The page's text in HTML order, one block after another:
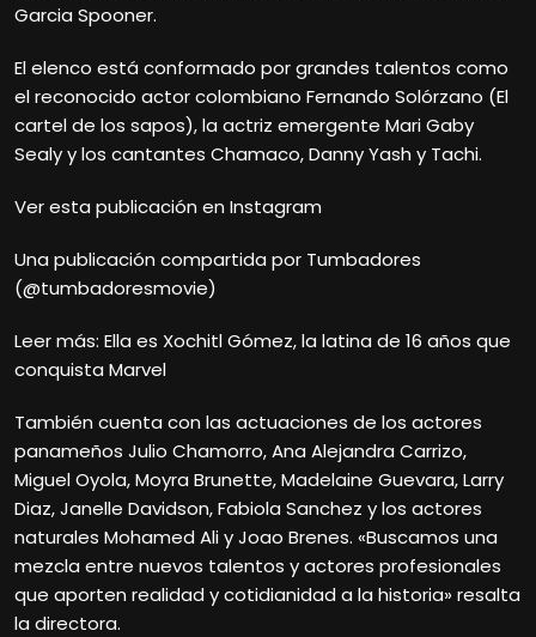
Garcia Spooner.
El elenco está conformado por grandes talentos como
el reconocido actor colombiano Fernando Solórzano (El
cartel de los sapos), la actriz emergente Mari Gaby
Sealy y los cantantes Chamaco, Danny Yash y Tachi.
Ver esta publicación en Instagram
Una publicación compartida por Tumbadores
(@tumbadoresmovie)
Leer más: Ella es Xochitl Gómez, la latina de 16 años que
conquista Marvel
También cuenta con las actuaciones de los actores
panameños Julio Chamorro, Ana Alejandra Carrizo,
Miguel Oyola, Moyra Brunette, Madelaine Guevara, Larry
Diaz, Janelle Davidson, Fabiola Sanchez y los actores
naturales Mohamed Ali y Joao Brenes. «Buscamos una
mezcla entre nuevos talentos y actores profesionales
que aporten realidad y cotidianidad a la historia» resalta
la directora.